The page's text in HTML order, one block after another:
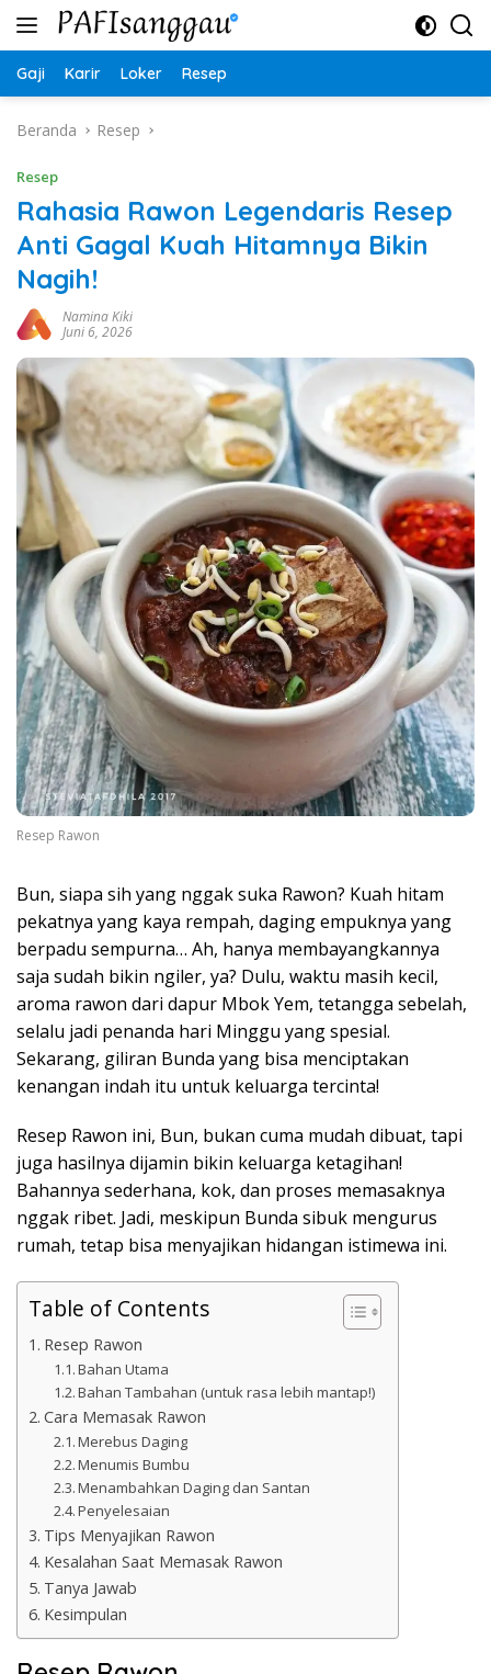
Langsung
Gaji Karir Loker Resep
Beranda Resep
Resep
Rahasia Rawon Legendaris Resep
Anti Gagal Kuah Hitamnya Bikin
Nagih!
Namina Kiki
Juni 6, 2026
Resep Rawon
Bun, siapa sih yang nggak suka Rawon? Kuah hitam
pekatnya yang kaya rempah, daging empuknya yang
berpadu sempurna… Ah, hanya membayangkannya
saja sudah bikin ngiler, ya? Dulu, waktu masih kecil,
aroma rawon dari dapur Mbok Yem, tetangga sebelah,
selalu jadi penanda hari Minggu yang spesial.
Sekarang, giliran Bunda yang bisa menciptakan
kenangan indah itu untuk keluarga tercinta!
Resep Rawon ini, Bun, bukan cuma mudah dibuat, tapi
juga hasilnya dijamin bikin keluarga ketagihan!
Bahannya sederhana, kok, dan proses memasaknya
nggak ribet. Jadi, meskipun Bunda sibuk mengurus
rumah, tetap bisa menyajikan hidangan istimewa ini.
Table of Contents
Resep Rawon
Bahan Utama
Bahan Tambahan (untuk rasa lebih mantap!)
Cara Memasak Rawon
Merebus Daging
Menumis Bumbu
Menambahkan Daging dan Santan
Penyelesaian
Tips Menyajikan Rawon
Kesalahan Saat Memasak Rawon
Tanya Jawab
Kesimpulan